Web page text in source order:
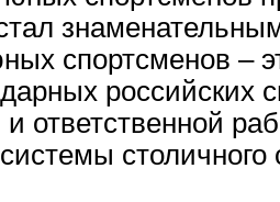
спортсменов –
российских
ответственной
столичного